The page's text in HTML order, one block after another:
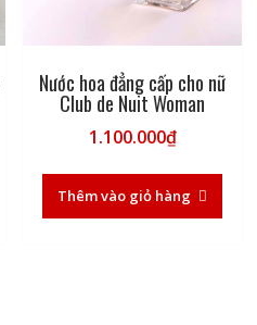
Nước hoa đẳng cấp cho nữ
Club de Nuit Woman
1.100.000₫
Thêm vào giỏ hàng